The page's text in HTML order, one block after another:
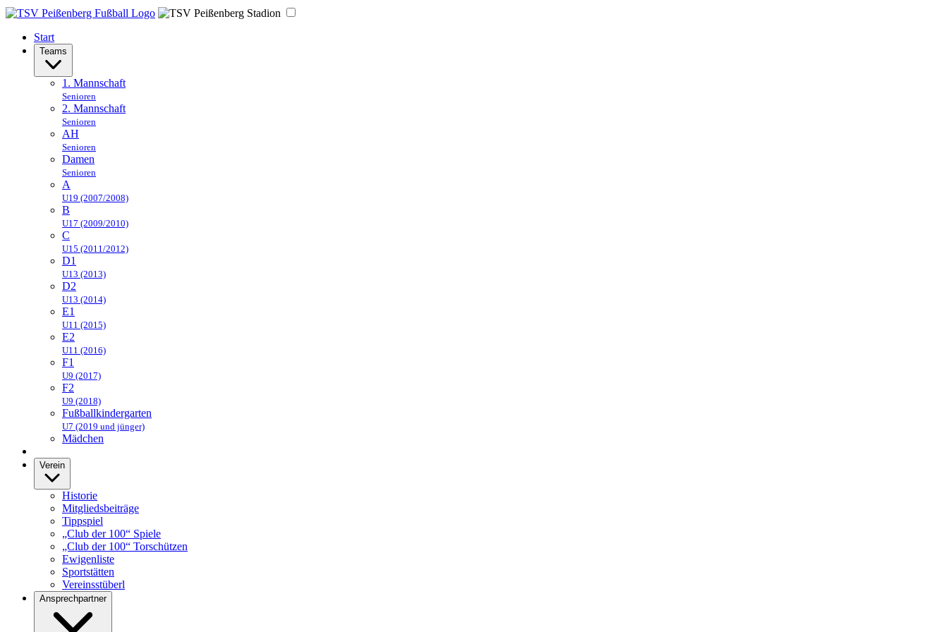
Start
Teams
1. Mannschaft
Senioren
2. Mannschaft
Senioren
AH
Senioren
Damen
Senioren
A
U19 (2007/2008)
B
U17 (2009/2010)
C
U15 (2011/2012)
D1
U13 (2013)
D2
U13 (2014)
E1
U11 (2015)
E2
U11 (2016)
F1
U9 (2017)
F2
U9 (2018)
Fußballkindergarten
U7 (2019 und jünger)
Mädchen
Verein
Historie
Mitgliedsbeiträge
Tippspiel
„Club der 100“ Spiele
„Club der 100“ Torschützen
Ewigenliste
Sportstätten
Vereinsstüberl
Ansprechpartner